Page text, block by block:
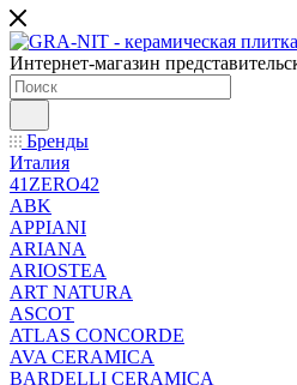
Интернет-магазин
Бренды
Италия
41ZERO42
ABK
APPIANI
ARIANA
ARIOSTEA
ART NATURA
ASCOT
ATLAS CONCORDE
AVA CERAMICA
BARDELLI CERAMICA